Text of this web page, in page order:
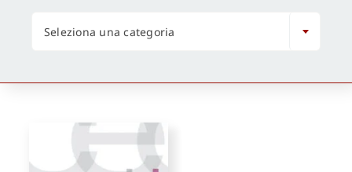
CONSIP / MEPA / ANVUR / CINECA
Seleziona una categoria